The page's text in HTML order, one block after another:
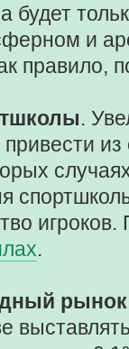
будет
и
правило,
.
привести
.
рынок